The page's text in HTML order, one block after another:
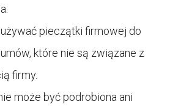
pieczątki firmowej do
które nie są związane z
firmy.
może być podrobiona ani